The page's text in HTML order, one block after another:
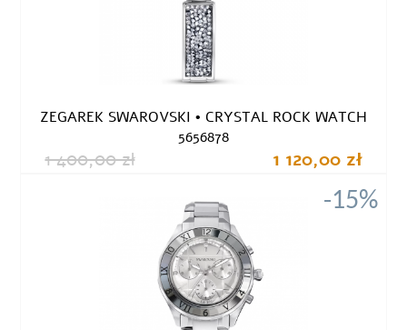
ZEGAREK SWAROVSKI • CRYSTAL ROCK WATCH
5656878
1 400,00 zł 1 120,00 zł
-15%